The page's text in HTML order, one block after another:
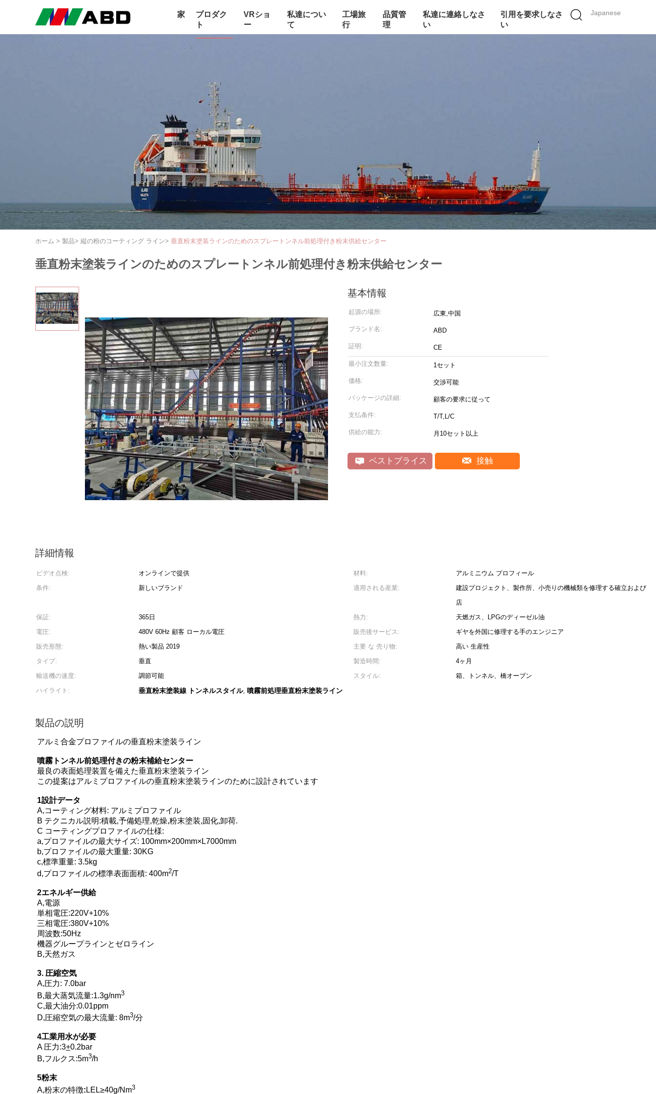
Japanese
家
プロダク
ト
VRショ
ー
私達につい
て
工場旅
行
品質管
理
私達に連絡しなさ
い
引用を要求しなさ
い
ホーム > 製品> 縦の粉のコーティング ライン> 垂直粉末塗装ラインのためのスプレートンネル前処理付き粉末供給センター
垂直粉末塗装ラインのためのスプレートンネル前処理付き粉末供給センター
基本情報
起源の場所: 広東,中国
ブランド名: ABD
証明: CE
最小注文数量: 1セット
価格: 交渉可能
パッケージの詳細: 顧客の要求に従って
支払条件: T/T,L/C
供給の能力: 月10セット以上
ベストプライス 接触
詳細情報
ビデオ点検: オンラインで提供 材料:
アルミニウム プロフィール
条件:
新しいブランド 適用される産業:
建設プロジェクト、製作所、小売りの機械類を修理する確立および
店
保証:
365日 熱力:
天燃ガス、LPGのディーゼル油
電圧:
480V 60Hz 顧客 ローカル電圧 販売後サービス:
ギヤを外国に修理する手のエンジニア
販売形態:
熱い製品 2019 主要 な 売り物:
高い 生産性
タイプ:
垂直 製造時間:
4ヶ月
輸送機の速度:
調節可能 スタイル:
箱、トンネル、橋オーブン
ハイライト:
垂直粉末塗装線 トンネルスタイル, 噴霧前処理垂直粉末塗装ライン
製品の説明
アルミ合金プロファイルの垂直粉末塗装ライン
噴霧トンネル前処理付きの粉末補給センター
最良の表面処理装置を備えた垂直粉末塗装ライン
この提案はアルミプロファイルの垂直粉末塗装ラインのために設計されています
1設計データ
A,コーティング材料: アルミプロファイル
B テクニカル説明:積載,予備処理,乾燥,粉末塗装,固化,卸荷.
C コーティングプロファイルの仕様:
a,プロファイルの最大サイズ: 100mm×200mm×L7000mm
b,プロファイルの最大重量: 30KG
c,標準重量: 3.5kg
d,プロファイルの標準表面面積: 400m2/T
2エネルギー供給
A,電源
単相電圧:220V+10%
三相電圧:380V+10%
周波数:50Hz
機器グループラインとゼロライン
B,天然ガス
3. 圧縮空気
A,圧力: 7.0bar
B,最大蒸気流量:1.3g/nm3
C,最大油分:0.01ppm
D,圧縮空気の最大流量: 8m3/分
4工業用水が必要
A 圧力:3+0.2bar
B,フルクス:5m3/h
5粉末
A,粉末の特徴: LEL≥40g/Nm3